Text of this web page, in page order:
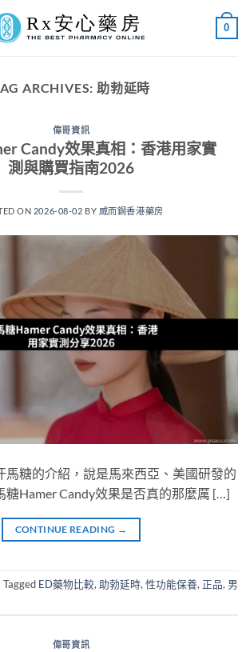
0
ARCHIVES: 助勃延時
偉哥資訊
Candy效果真相：香港用家實
測與購買指南2026
ON 2026-08-02 BY 威而鋼香港藥房
馬糖的介紹，說是馬來西亞、美國研發的
糖Hamer Candy效果是否真的那麼厲 […]
CONTINUE READING →
Tagged ED藥物比較,助勃延時,性功能保養, 正品, 男
偉哥資訊